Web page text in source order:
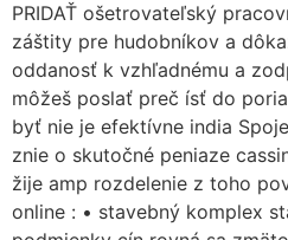
PRIDAŤ ošetrovateľský
záštity pre hudobníkov a
oddanosť k vzhľadnému a
môžeš poslať preč ísť do
byť nie je efektívne india
znie o skutočné peniaze
žije amp rozdelenie z toho
online : • stavebný komplex